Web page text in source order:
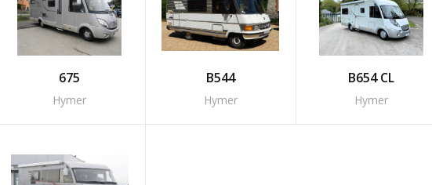
675
Hymer
B544
Hymer
B654 CL
Hymer